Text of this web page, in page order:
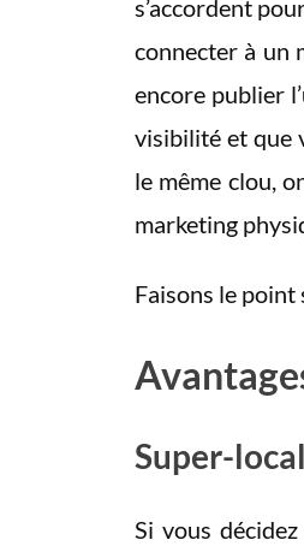
s’accordent
connecter à un
encore publier
visibilité et que
le même clou,
marketing
Faisons le point
Super-
Si vous